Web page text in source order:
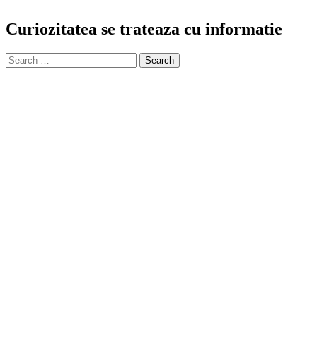
Curiozitatea se trateaza cu informatie
Search
for: